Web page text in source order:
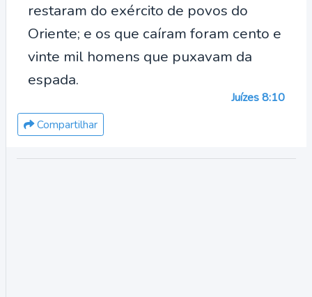
restaram do exército de povos do
Oriente; e os que caíram foram cento e
vinte mil homens que puxavam da
espada.
Juízes 8:10
Compartilhar